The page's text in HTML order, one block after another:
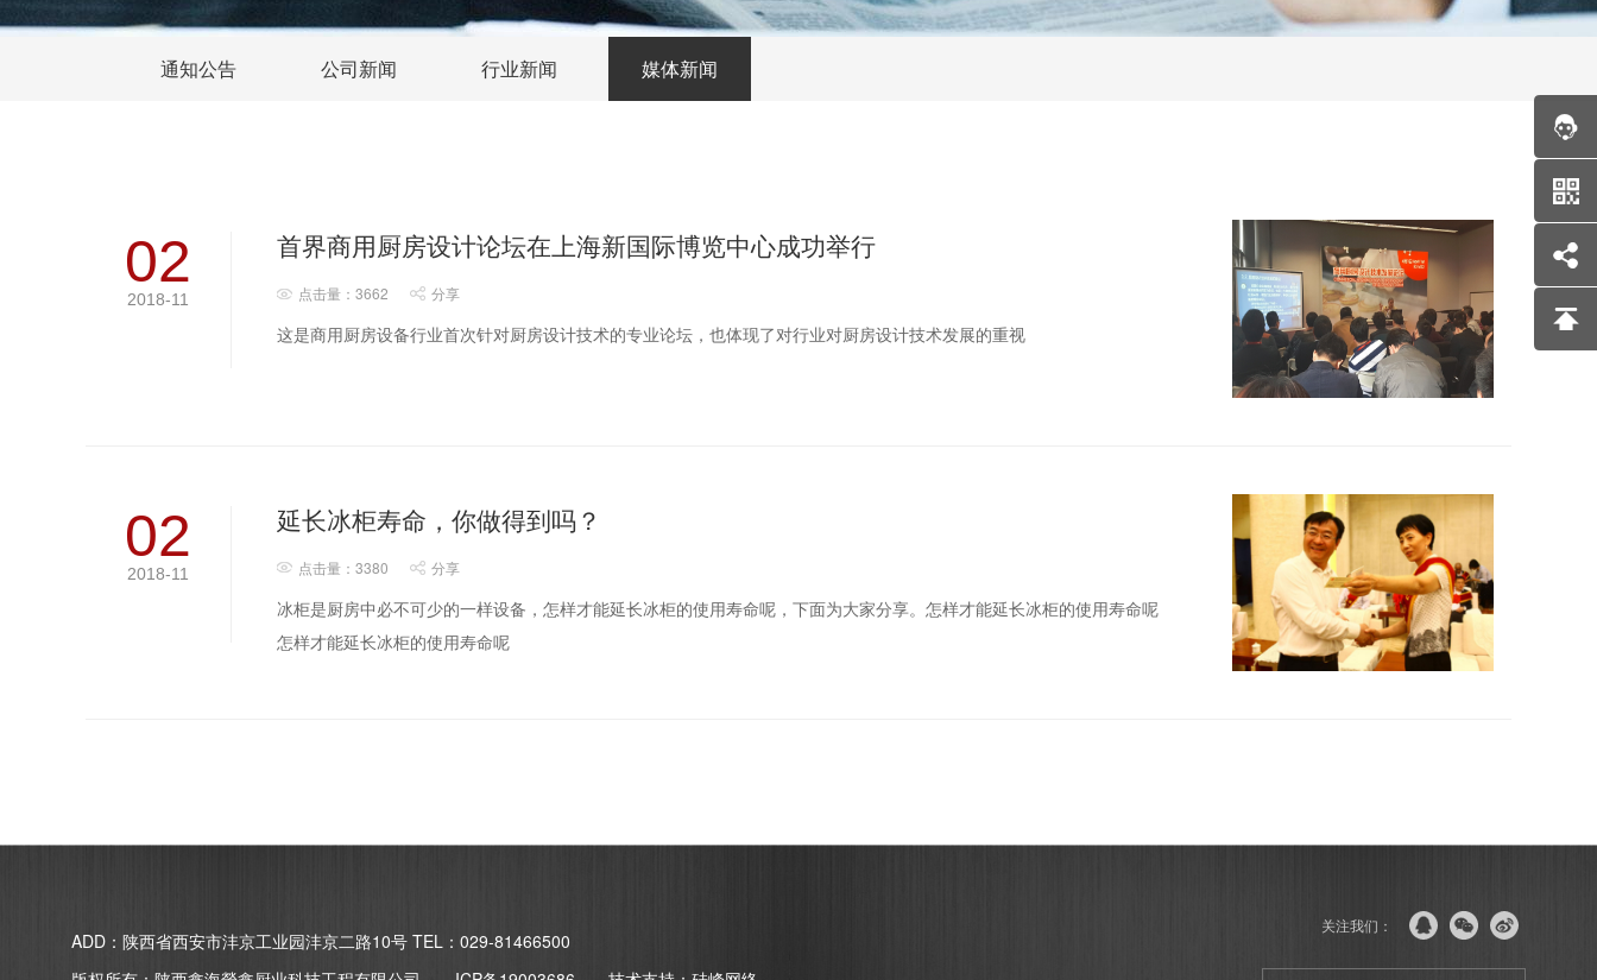
通知公告 公司新闻 行业新闻 媒体新闻
02
2018-11
首界商用厨房设计论坛在上海新国际博览中心成功举行
点击量：3662 分享
这是商用厨房设备行业首次针对厨房设计技术的专业论坛，也体现了对行业对厨房设计技术发展的重视
02
2018-11
延长冰柜寿命，你做得到吗？
点击量：3380 分享
冰柜是厨房中必不可少的一样设备，怎样才能延长冰柜的使用寿命呢，下面为大家分享。怎样才能延长冰柜的使用寿命呢
怎样才能延长冰柜的使用寿命呢
ADD：陕西省西安市沣京工业园沣京二路10号 TEL：029-81466500
关注我们：